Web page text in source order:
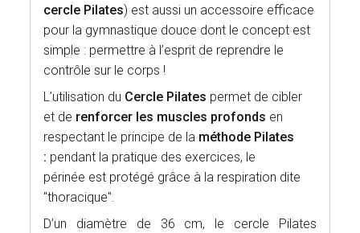
cercle Pilates) est aussi un accessoire efficace
pour la gymnastique douce dont le concept est
simple : permettre à l’esprit de reprendre le
contrôle sur le corps !
L’utilisation du Cercle Pilates permet de cibler
et de renforcer les muscles profonds en
respectant le principe de la méthode Pilates
: pendant la pratique des exercices, le
périnée est protégé grâce à la respiration dite
"thoracique".
D’un diamètre de 36 cm, le cercle Pilates